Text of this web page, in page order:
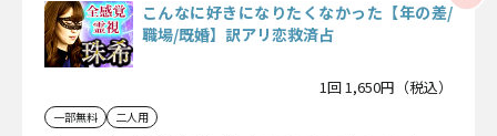
こんなに好きになりたくなかった【年の差/
職場/既婚】訳アリ恋救済占
1回 1,650円（税込）
一部無料 二人用